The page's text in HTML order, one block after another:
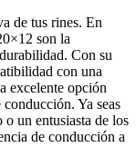
de tus rines. En
son la
Con su
con una
excelente opción
Ya seas
un entusiasta de los
de conducción a